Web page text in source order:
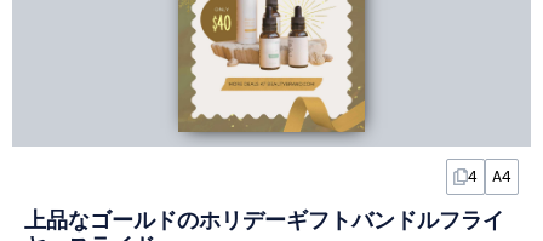
4 A4
上品なゴールドのホリデーギフトバンドルフライ